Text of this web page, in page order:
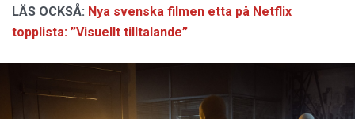
LÄS OCKSÅ: Nya svenska filmen etta på Netflix
topplista: ”Visuellt tilltalande”